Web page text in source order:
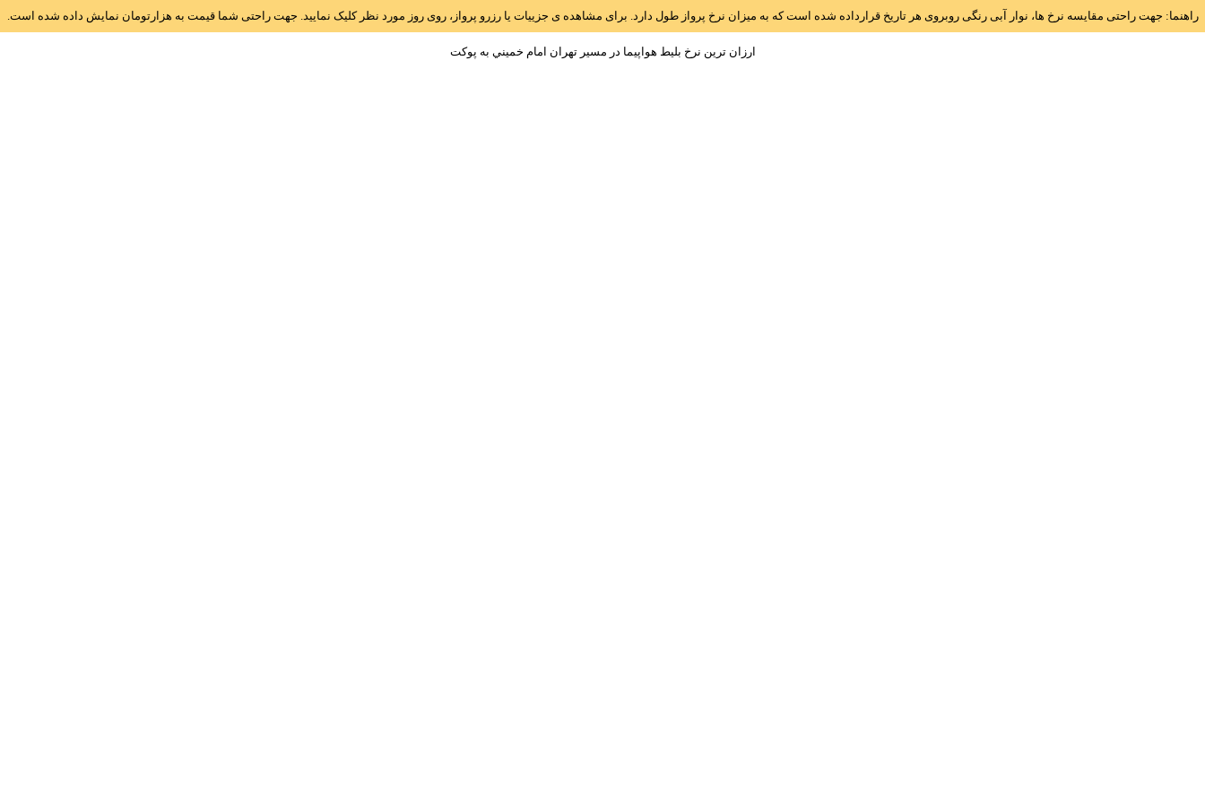
راهنما: جهت راحتی مقایسه نرخ ها، نوار آبی رنگی روبروی هر تاریخ قرارداده شده است که به میزان نرخ پرواز طول دارد. برای مشاهده ی جزییات یا رزرو پرواز، روی روز مورد نظر کلیک نمایید. جهت راحتی شما قیمت به هزارتومان نمایش داده شده است.
ارزان ترین نرخ بلیط هواپیما در مسیر تهران امام خميني به پوکت